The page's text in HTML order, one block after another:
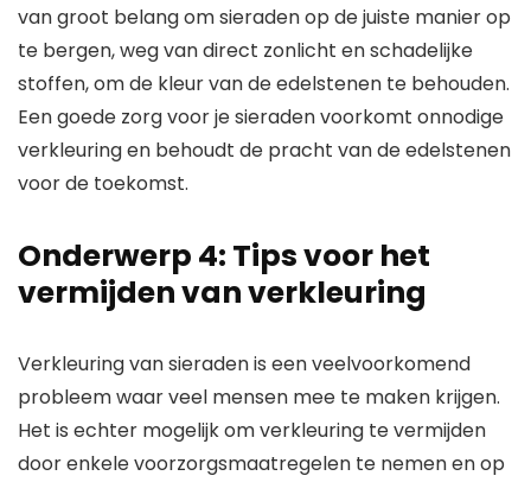
van groot belang om sieraden op de juiste manier op
te bergen, weg van direct zonlicht en schadelijke
stoffen, om de kleur van de edelstenen te behouden.
Een goede zorg voor je sieraden voorkomt onnodige
verkleuring en behoudt de pracht van de edelstenen
voor de toekomst.
Onderwerp 4: Tips voor het
vermijden van verkleuring
Verkleuring van sieraden is een veelvoorkomend
probleem waar veel mensen mee te maken krijgen.
Het is echter mogelijk om verkleuring te vermijden
door enkele voorzorgsmaatregelen te nemen en op